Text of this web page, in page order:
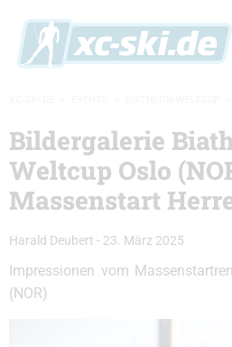
Bildergalerie
Weltcup Oslo
Massenstart
Harald Deubert - 23. März 2025
Impressionen vom
(NOR)